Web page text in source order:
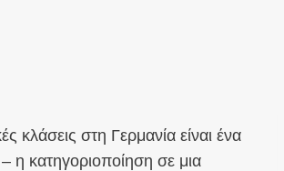
κλάσεις στη Γερμανία είναι ένα
η κατηγοριοποίηση σε μια